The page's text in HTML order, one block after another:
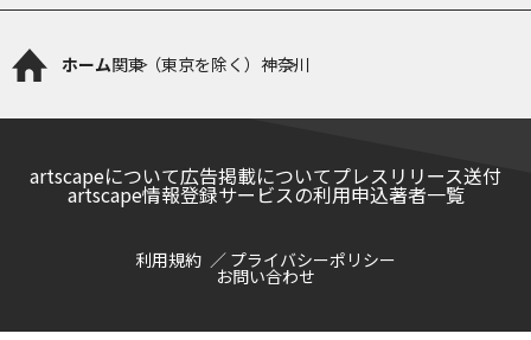
ホーム関東（東京を除く） 神奈川
artscapeについて広告掲載についてプレスリリース送付
artscape情報登録サービスの利用申込著者一覧
利用規約 プライバシーポリシー
お問い合わせ